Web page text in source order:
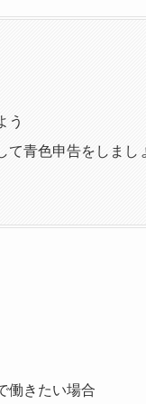
う
て青色申告をしまし
働きたい場合